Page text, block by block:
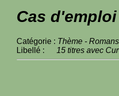
Cas
Catégorie : Thème -
Libellé : 15 titres avec